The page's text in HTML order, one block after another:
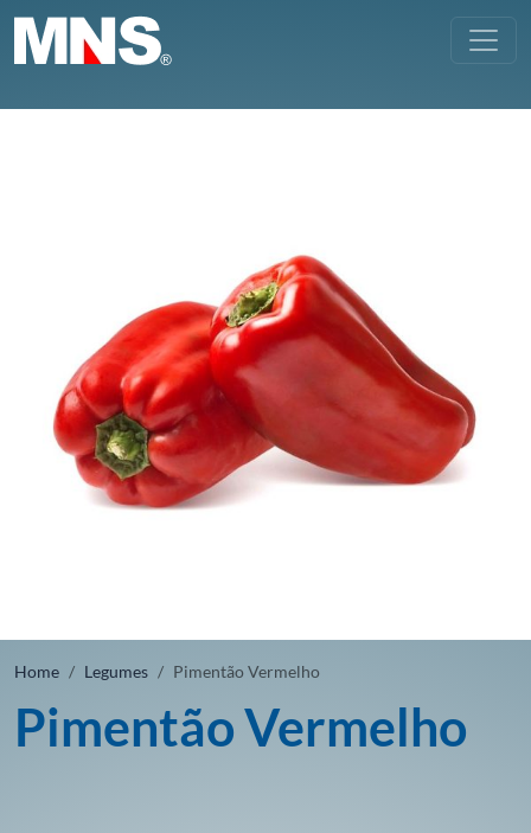
Home Legumes Pimentão Vermelho
Pimentão Vermelho